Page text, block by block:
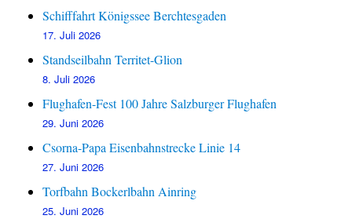
Schifffahrt Königssee Berchtesgaden
17. Juli 2026
Standseilbahn Territet-Glion
8. Juli 2026
Flughafen-Fest 100 Jahre Salzburger Flughafen
29. Juni 2026
Csorna-Papa Eisenbahnstrecke Linie 14
27. Juni 2026
Torfbahn Bockerlbahn Ainring
25. Juni 2026